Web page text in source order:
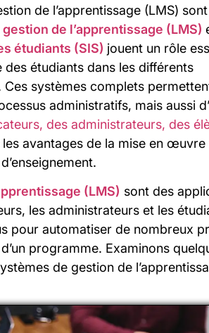
de l’apprentissage (LMS)
de l’apprentissage (LMS)
étudiants (SIS) jouent un rôle
étudiants dans les différents
Ces systèmes complets
administratifs, mais aussi d’
des administrateurs, des
avantages de la mise en œuvre
(LMS) sont des
les administrateurs et les
pour automatiser de nombreux
programme. Examinons
de gestion de